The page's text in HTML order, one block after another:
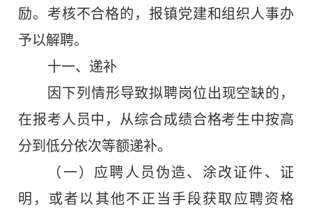
励。考核不合格的，报镇党建和组织人事办
予以解聘。
十一、递补
因下列情形导致拟聘岗位出现空缺的，
在报考人员中，从综合成绩合格考生中按高
分到低分依次等额递补。
（ 一）应聘人员伪造、涂改证件、证
明，或者以其他不正当手段获取应聘资格